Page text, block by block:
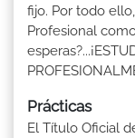
fijo. Por todo
Profesional
Prácticas
El Título Oficial